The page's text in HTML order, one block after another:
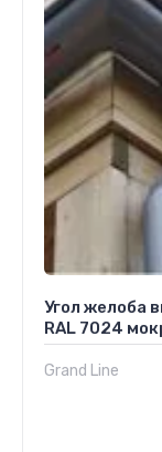
Угол желоба
RAL 7024
Grand Line